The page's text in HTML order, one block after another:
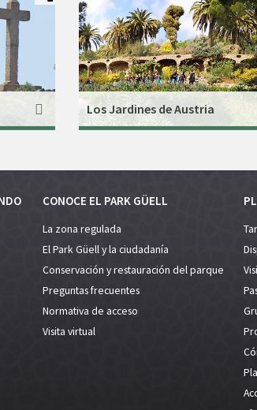
Los Jardines de Austria
CONOCE EL PARK GÜELL
La zona regulada
El Park Güell y la ciudadanía
Conservación y restauración del parque
Preguntas frecuentes
Normativa de acceso
Visita virtual